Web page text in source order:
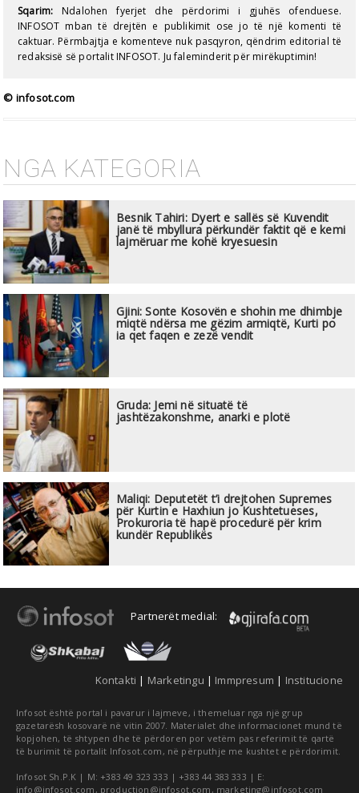
Sqarim: Ndalohen fyerjet dhe përdorimi i gjuhës ofenduese.
INFOSOT mban të drejtën e publikimit ose jo të një komenti të
caktuar. Përmbajtja e komenteve nuk pasqyron, qëndrim editorial të
redaksisë së portalit INFOSOT. Ju faleminderit për mirëkuptimin!
© infosot.com
NGA KATEGORIA
Besnik Tahiri: Dyert e sallës së Kuvendit
janë të mbyllura përkundër faktit që e kemi
lajmëruar me kohë kryesuesin
Gjini: Sonte Kosovën e shohin me dhimbje
miqtë ndërsa me gëzim armiqtë, Kurti po
ia qet faqen e zezë vendit
Gruda: Jemi në situatë të
jashtëzakonshme, anarki e plotë
Maliqi: Deputetët t’i drejtohen Supremes
për Kurtin e Haxhiun jo Kushtetueses,
Prokuroria të hapë procedurë për krim
kundër Republikës
Partnerët medial:
Kontakti | Marketingu | Immpresum | Institucione
Infosot është portal i pavarur i lajmeve, i themeluar nga një grup
gazetarësh kosovarë në vitin 2007. Materialet dhe informacionet mund të
kopjohen, të shtypen dhe të përdoren por vetëm pas referimit të qartë
të burimit të portalit Infosot.com, në përputhje me kushtet e përdorimit.
Infosot Sh.P.K | M: +383 49 323 333 | +383 44 383 333 | E:
info@infosot.com , production@infosot.com , marketing@infosot.com